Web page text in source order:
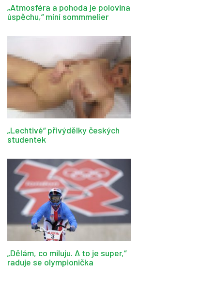
„Atmosféra a pohoda je polovina
úspěchu,“ míní sommmelier
„Lechtivé“ přivýdělky českých
studentek
„Dělám, co miluju. A to je super,“
raduje se olympionička